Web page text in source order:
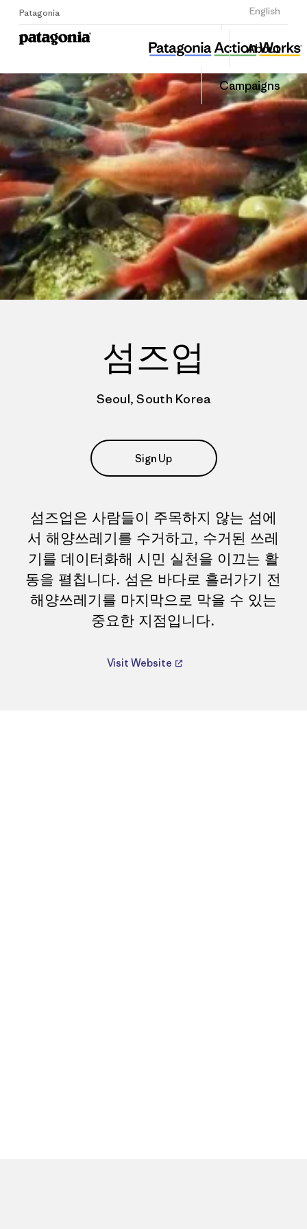
Patagonia English
Sign Up
About
Campaigns
섬즈업
Share
this
Share
on
섬즈업
Seoul, South Korea
Sign Up
섬즈업은 사람들이 주목하지 않는 섬에
서 해양쓰레기를 수거하고, 수거된 쓰레
기를 데이터화해 시민 실천을 이끄는 활
동을 펼칩니다. 섬은 바다로 흘러가기 전
해양쓰레기를 마지막으로 막을 수 있는
중요한 지점입니다.
Visit Website